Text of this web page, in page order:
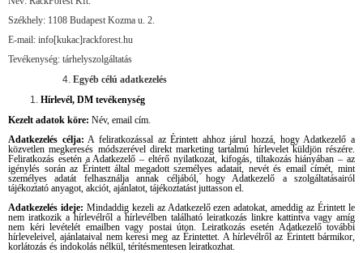
Székhely: 1108 Budapest Kozma u. 2.
E-mail: info[kukac]rackforest.hu
Tevékenység: tárhelyszolgáltatás
Egyéb célú adatkezelés
Hírlevél, DM tevékenység
Kezelt adatok köre: Név, email cím.
Adatkezelés célja: A feliratkozással az Érintett ahhoz járul hozzá, hogy Adatkezelő a
közvetlen megkeresés módszerével direkt marketing tartalmú hírlevelet küldjön részére.
Feliratkozás esetén a Adatkezelő – eltérő nyilatkozat, kifogás, tiltakozás hiányában – az
igénylés során az Érintett által megadott személyes adatait, nevét és email címét, mint
személyes adatát felhasználja annak céljából, hogy Adatkezelő a szolgáltatásairól
tájékoztató anyagot, akciót, ajánlatot, tájékoztatást juttasson el.
Adatkezelés ideje: Mindaddig kezeli az Adatkezelő ezen adatokat, ameddig az Érintett le
nem iratkozik a hírlevélről a hírlevélben található leiratkozás linkre kattintva vagy amíg
nem kéri levételét emailben vagy postai úton. Leiratkozás esetén Adatkezelő további
hírleveleivel, ajánlataival nem keresi meg az Érintettet. A hírlevélről az Érintett bármikor,
korlátozás és indokolás nélkül, térítésmentesen leiratkozhat.